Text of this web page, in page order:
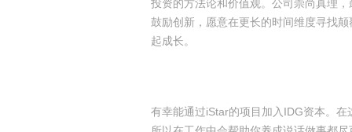
投资的方法论和价值观。公司崇尚真理
鼓励创新，愿意在更长的时间维度寻找
起成长。
有幸能通过iStar的项目加入IDG资本。